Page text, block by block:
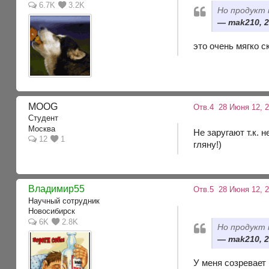
6.7K 3.2K
Но продукт
mak210,
это очень мягко
MOOG
Студент
Москва
12
1
Отв.4 28 Июня 12,
Не заругают т.к.
гляну!)
Владимир55
Научный сотрудник
Новосибирск
6K
2.8K
Отв.5 28 Июня 12,
Но продукт
mak210,
У меня